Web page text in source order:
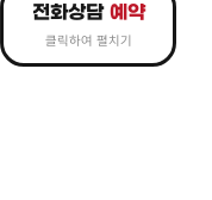
전화상담 예약
클릭하여 펼치기